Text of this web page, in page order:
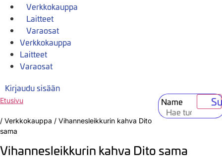
Verkkokauppa
Laitteet
Varaosat
Verkkokauppa
Laitteet
Varaosat
Kirjaudu sisään
Name
Etusivu
/ Verkkokauppa / Vihannesleikkurin kahva Dito
sama
Vihannesleikkurin kahva Dito sama